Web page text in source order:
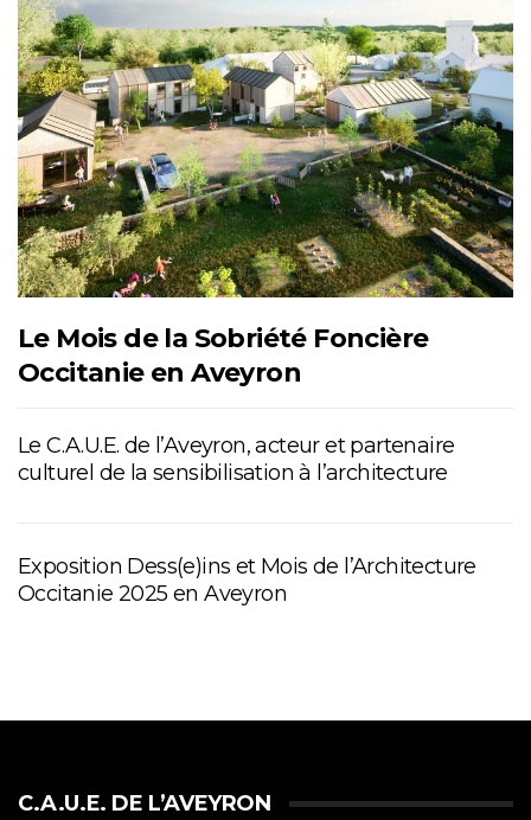
Le Mois de la Sobriété Foncière
Occitanie en Aveyron
Le C.A.U.E. de l’Aveyron, acteur et partenaire
culturel de la sensibilisation à l’architecture
Exposition Dess(e)ins et Mois de l’Architecture
Occitanie 2025 en Aveyron
C.A.U.E. DE L’AVEYRON